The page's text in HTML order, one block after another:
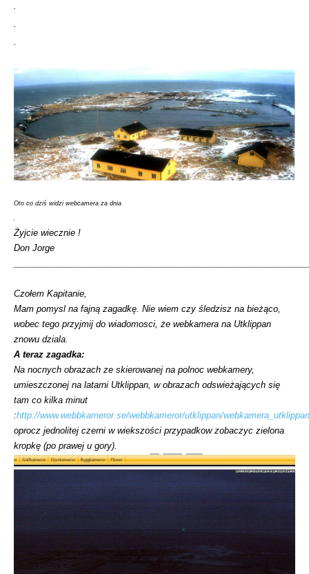
.
.
.
Oto co dziś widzi webcamera za dnia
Żyjcie wiecznie !
Don Jorge
Czołem Kapitanie,
Mam pomysl na fajną zagadkę. Nie wiem czy śledzisz na bieżąco,
wobec tego przyjmij do wiadomosci, że webkamera na Utklippan
znowu dziala.
A teraz zagadka:
Na nocnych obrazach ze skierowanej na polnoc webkamery,
umieszczonej na latarni Utklippan, w obrazach odswieżających się
tam co kilka minut
:http://www.webbkameror.se/webbkameror/utklippan/
oprocz jednolitej czerni w wiekszości przypadkow zobaczyc zielona
kropkę (po prawej u gory).